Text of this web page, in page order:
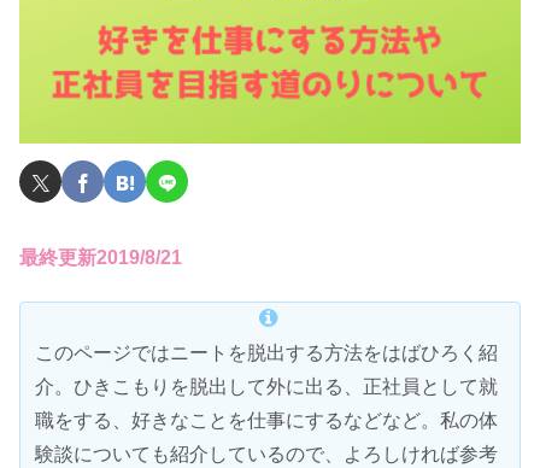
最終更新2019/8/21
このページではニートを脱出する方法をはばひろく紹
介。ひきこもりを脱出して外に出る、正社員として就
職をする、好きなことを仕事にするなどなど。私の体
験談についても紹介しているので、よろしければ参考